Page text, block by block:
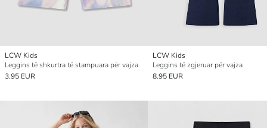
LCW Kids
Leggins të shkurtra të stampuara për vajza
3.95 EUR
LCW Kids
Leggins të zgjeruar për vajza
8.95 EUR